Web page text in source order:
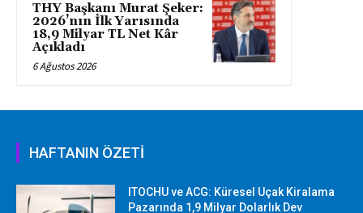
THY Başkanı Murat Şeker:
2026’nın İlk Yarısında
18,9 Milyar TL Net Kâr
Açıkladı
6 Ağustos 2026
HAFTANIN ÖZETİ
ITOCHU ve ACG: Küresel Uçak Kiralama
Pazarında 1,9 Milyar Dolarlık Dev